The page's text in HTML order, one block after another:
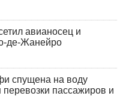
авианосец и
де-Жанейро
спущена на воду
пассажиров и